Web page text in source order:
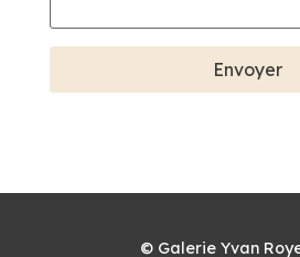
© Galerie Yvan